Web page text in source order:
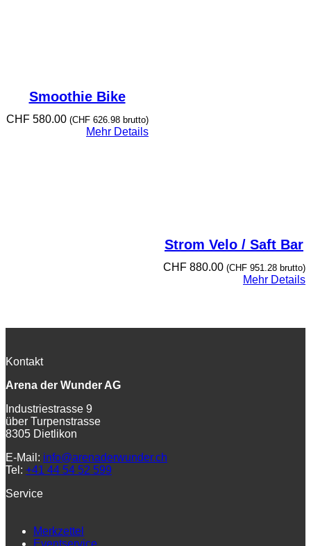
Smoothie Bike
CHF580.00 (CHF626.98brutto)
Mehr Details
Strom Velo / Saft Bar
CHF880.00 (CHF951.28brutto)
Mehr Details
Kontakt
Arena der Wunder AG
Industriestrasse 9
über Turpenstrasse
8305 Dietlikon
E-Mail: info@arenaderwunder.ch
Tel: +41 44 54 52 599
Service
Merkzettel
Eventservice